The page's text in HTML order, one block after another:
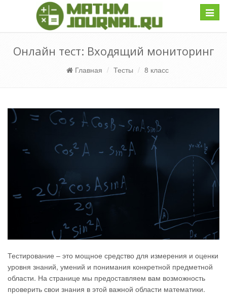
Онлайн тест: Входящий мониторинг
Главная Тесты 8 класс
Тестирование – это мощное средство для измерения и оценки
уровня знаний, умений и понимания конкретной предметной
области. На странице мы предоставляем вам возможность
проверить свои знания в этой важной области математики.